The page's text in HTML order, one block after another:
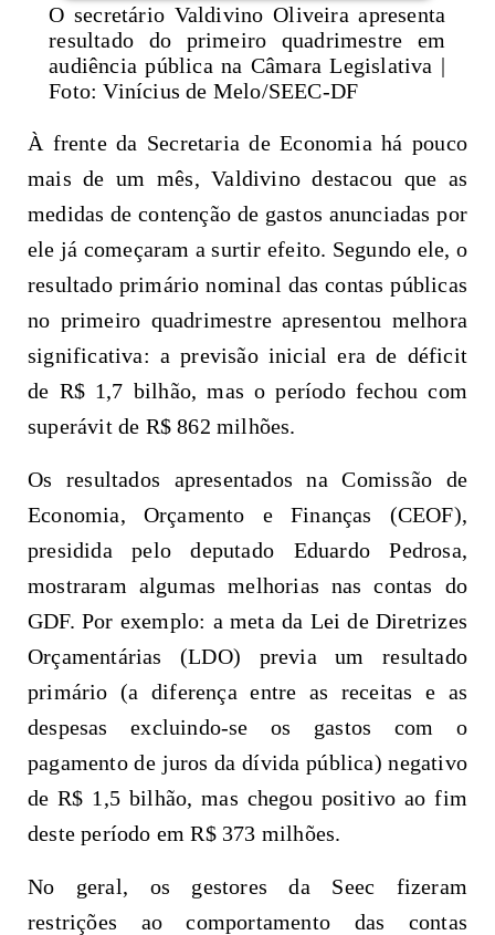
O secretário Valdivino Oliveira apresenta
resultado do primeiro quadrimestre em
audiência pública na Câmara Legislativa |
Foto: Vinícius de Melo/SEEC-DF
À frente da Secretaria de Economia há pouco
mais de um mês, Valdivino destacou que as
medidas de contenção de gastos anunciadas por
ele já começaram a surtir efeito. Segundo ele, o
resultado primário nominal das contas públicas
no primeiro quadrimestre apresentou melhora
significativa: a previsão inicial era de déficit
de R$ 1,7 bilhão, mas o período fechou com
superávit de R$ 862 milhões.
Os resultados apresentados na Comissão de
Economia, Orçamento e Finanças (CEOF),
presidida pelo deputado Eduardo Pedrosa,
mostraram algumas melhorias nas contas do
GDF. Por exemplo: a meta da Lei de Diretrizes
Orçamentárias (LDO) previa um resultado
primário (a diferença entre as receitas e as
despesas excluindo-se os gastos com o
pagamento de juros da dívida pública) negativo
de R$ 1,5 bilhão, mas chegou positivo ao fim
deste período em R$ 373 milhões.
No geral, os gestores da Seec fizeram
restrições ao comportamento das contas